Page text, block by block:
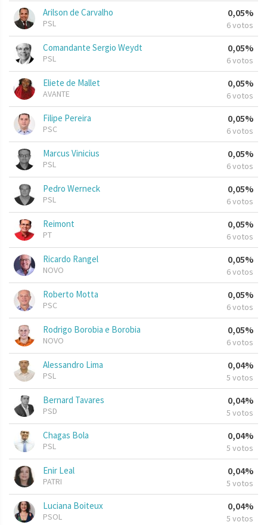
Arilson de Carvalho
PSL
0,05%
6 votos
Comandante Sergio Weydt
PSL
0,05%
6 votos
Eliete de Mallet
AVANTE
0,05%
6 votos
Filipe Pereira
PSC
0,05%
6 votos
Marcus Vinicius
PSL
0,05%
6 votos
Pedro Werneck
PSL
0,05%
6 votos
Reimont
PT
0,05%
6 votos
Ricardo Rangel
NOVO
0,05%
6 votos
Roberto Motta
PSC
0,05%
6 votos
Rodrigo Borobia e Borobia
NOVO
0,05%
6 votos
Alessandro Lima
PSL
0,04%
5 votos
Bernard Tavares
PSD
0,04%
5 votos
Chagas Bola
PSL
0,04%
5 votos
Enir Leal
PATRI
0,04%
5 votos
Luciana Boiteux
PSOL
0,04%
5 votos